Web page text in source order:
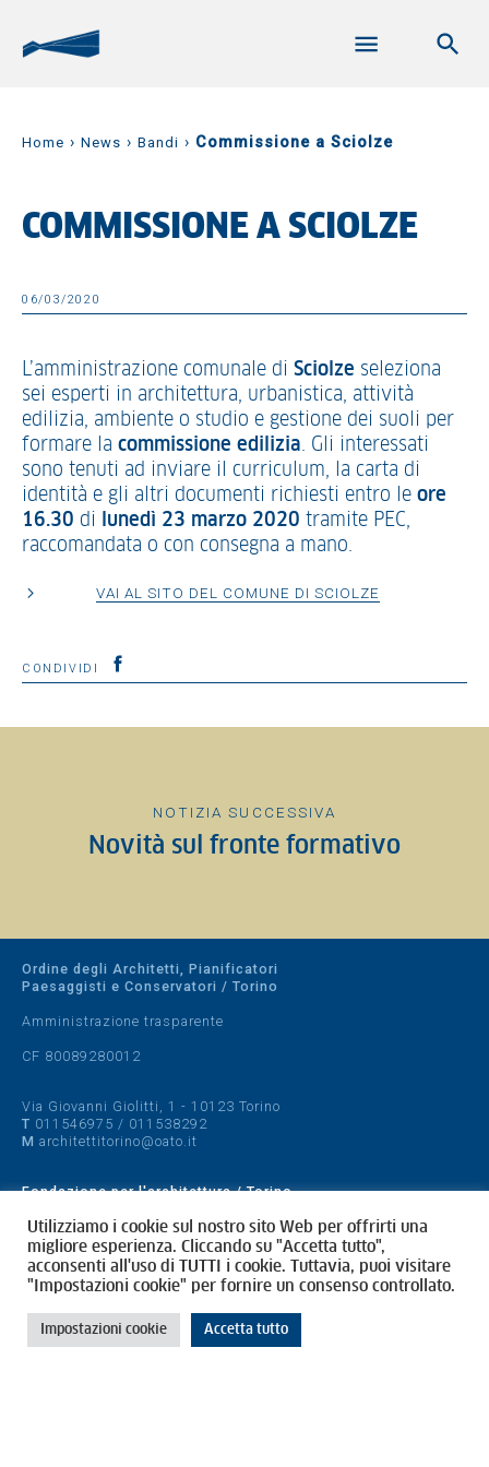
Home › News › Bandi › Commissione a Sciolze
COMMISSIONE A SCIOLZE
06/03/2020
L’amministrazione comunale di Sciolze seleziona
sei esperti in architettura, urbanistica, attività
edilizia, ambiente o studio e gestione dei suoli per
formare la commissione edilizia. Gli interessati
sono tenuti ad inviare il curriculum, la carta di
identità e gli altri documenti richiesti entro le ore
16.30 di lunedì 23 marzo 2020 tramite PEC,
raccomandata o con consegna a mano.
VAI AL SITO DEL COMUNE DI SCIOLZE
CONDIVIDI
NOTIZIA SUCCESSIVA
Novità sul fronte formativo
Ordine degli Architetti, Pianificatori
Paesaggisti e Conservatori / Torino
Amministrazione trasparente
CF 80089280012
Via Giovanni Giolitti, 1 - 10123 Torino
T 011546975 / 011538292
M architettitorino@oato.it
Fondazione per l'architettura / Torino
Designed by quattrolinee.it
Cookie Policy
Privacy Policy
Utilizziamo i cookie sul nostro sito Web per offrirti una
migliore esperienza. Cliccando su "Accetta tutto",
acconsenti all'uso di TUTTI i cookie. Tuttavia, puoi visitare
"Impostazioni cookie" per fornire un consenso controllato.
Impostazioni cookie Accetta tutto